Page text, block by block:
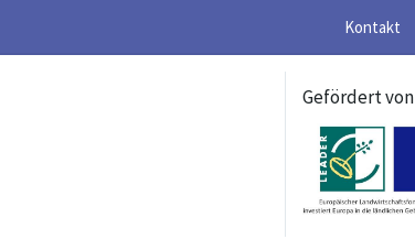
Kontakt
Gefördert von